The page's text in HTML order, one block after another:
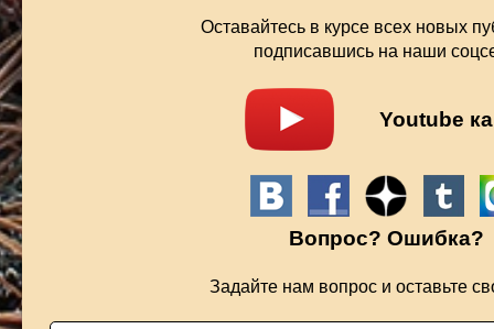
Оставайтесь в курсе всех новых
подписавшись на наши
Youtube
Вопрос? Ошибка?
Задайте нам вопрос и оставьте